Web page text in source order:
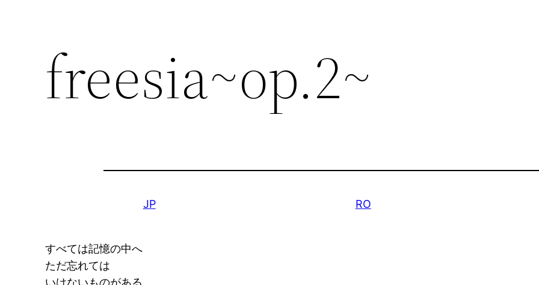
freesia~op.2~
JP RO
すべては記憶の中へ
ただ忘れては
いけないものがある